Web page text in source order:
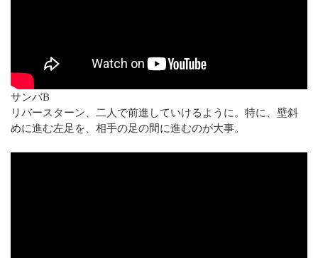
サンバB
リバースターン、二人で前進していけるように。特に、壁斜
めに進む左足を、相手の足の間に進むのが大事。